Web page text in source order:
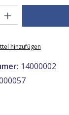
hinzufügen
14000002